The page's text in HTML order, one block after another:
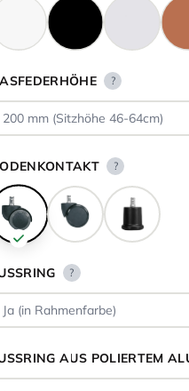
?
?
?
AUS POLIERTEM